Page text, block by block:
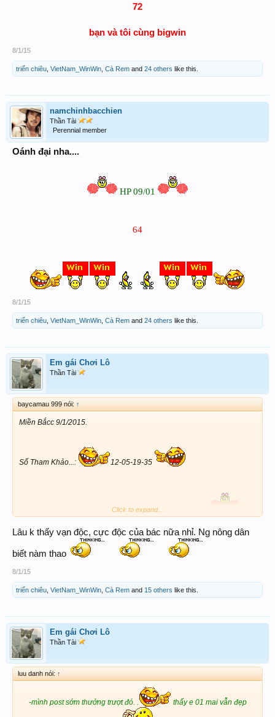
72
bạn và tôi cùng bigwin
8/1/15
triển chiêu VietNam_WinWin Cà Rem and 24 others like this.
namchinhbacchien
Thần Tài
Perennial member
Oánh đại nha....
HP 09/01
64​
8/1/15
triển chiêu VietNam_WinWin Cà Rem and 24 others like this.
Em gái Chơi Lô
Thần Tài
baycamau 999 nói: ↑
Miền Bắcc 9/1/2015.
Số Tham Khảo...: 12-05-19-35
P/S...: Chúc anh chi em gặp nhiều may mắnn vaˋphát tài
Click to expand...
Lâu k thấy vạn độc, cực độc của bác nữa nhỉ. Ng nông dân
biết nàm thao
8/1/15
triển chiêu VietNam_WinWin Cà Rem and 15 others like this.
Em gái Chơi Lô
Thần Tài
luu danh nói: ↑
-mình post sớm thưởng trượt đó. . thấy e 01 mai vẫn đẹp